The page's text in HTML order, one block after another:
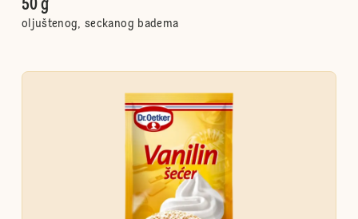
50 g
oljuštenog, seckanog badema